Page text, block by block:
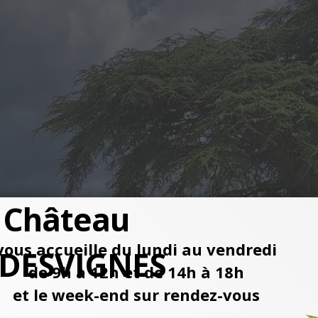
accueille du lundi au vendredi
de 9h à 12h et de 14h à 18h
et le week-end sur rendez-vous